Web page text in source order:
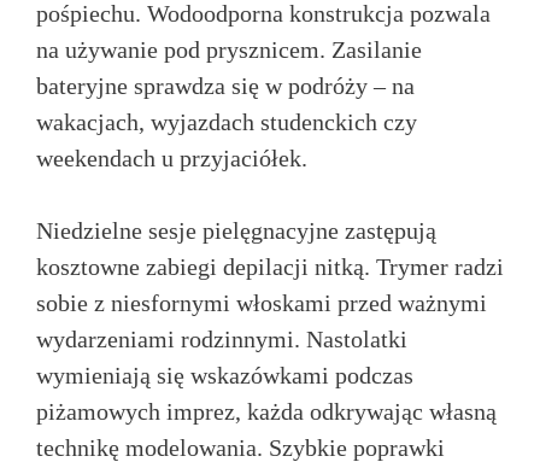
pośpiechu. Wodoodporna konstrukcja pozwala
na używanie pod prysznicem. Zasilanie
bateryjne sprawdza się w podróży – na
wakacjach, wyjazdach studenckich czy
weekendach u przyjaciółek.
Niedzielne sesje pielęgnacyjne zastępują
kosztowne zabiegi depilacji nitką. Trymer radzi
sobie z niesfornymi włoskami przed ważnymi
wydarzeniami rodzinnymi. Nastolatki
wymieniają się wskazówkami podczas
piżamowych imprez, każda odkrywając własną
technikę modelowania. Szybkie poprawki